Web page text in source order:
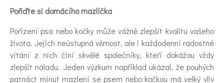
Pořiďte si domácího mazlíčka
Pořízení psa nebo kočky může vážně zlepšit kvalitu vašeho
života. Jejich neústupná věrnost, ale i každodenní radostné
vítání z nich činí skvělé společníky, kteří dokážou vždy
zlepšit náladu. Jeden výzkum například ukázal, že pouhých
patnáct minut mazlení se psem nebo kočkou má velký vliv